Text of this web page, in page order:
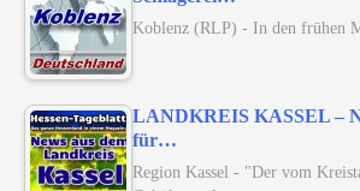
Koblenz (RLP) - In den frühen
LANDKREIS KASSEL –
für…
Region Kassel - "Der vom